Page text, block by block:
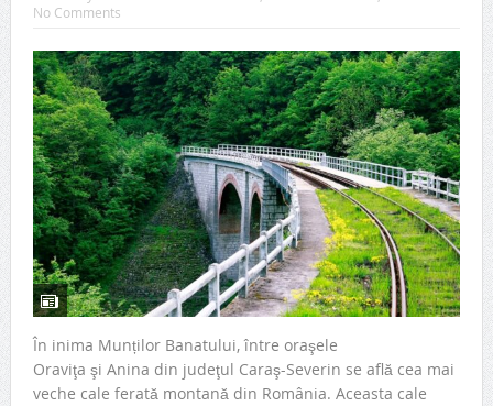
No Comments
În inima Munților Banatului, între oraşele
Oraviţa şi Anina din judeţul Caraş-Severin se află cea mai
veche cale ferată montană din România. Aceasta cale